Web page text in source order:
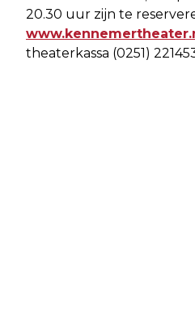
20.30 uur zijn te
theaterkassa (0251)